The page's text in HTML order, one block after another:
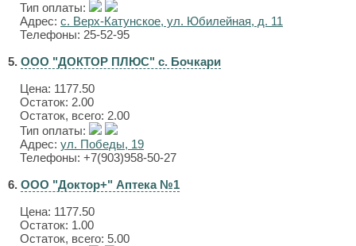
Тип оплаты:
Адрес: с. Верх-Катунское, ул. Юбилейная, д. 11
Телефоны: 25-52-95
5. ООО "ДОКТОР ПЛЮС" с. Бочкари
Цена: 1177.50
Остаток: 2.00
Остаток, всего: 2.00
Тип оплаты:
Адрес: ул. Победы, 19
Телефоны: +7(903)958-50-27
6. ООО "Доктор+" Аптека №1
Цена: 1177.50
Остаток: 1.00
Остаток, всего: 5.00